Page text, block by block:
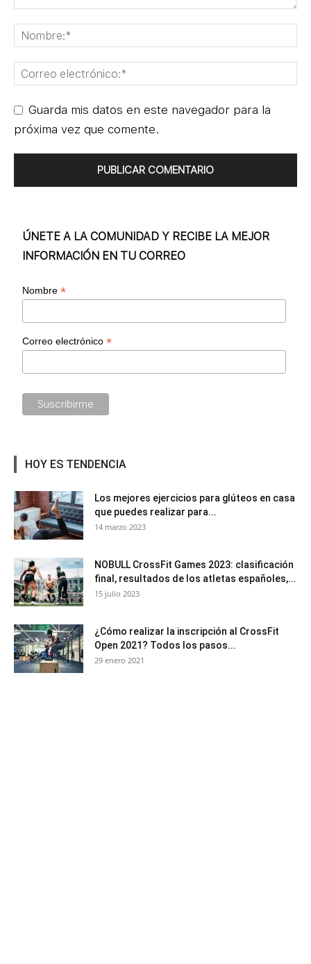
Guarda mis datos en este navegador para la
próxima vez que comente.
ÚNETE A LA COMUNIDAD Y RECIBE LA MEJOR
INFORMACIÓN EN TU CORREO
Nombre*
Correo electrónico*
HOY ES TENDENCIA
Los mejores ejercicios para glúteos en casa
que puedes realizar para...
14 marzo 2023
NOBULL CrossFit Games 2023: clasificación
final, resultados de los atletas españoles,...
15 julio 2023
¿Cómo realizar la inscripción al CrossFit
Open 2021? Todos los pasos...
29 enero 2021